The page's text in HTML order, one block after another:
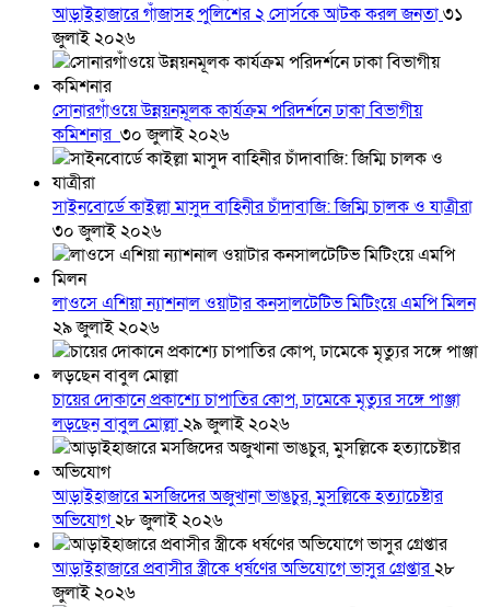
আড়াইহাজারে গাঁজাসহ পুলিশের ২ সোর্সকে আটক করল জনতা৩১
জুলাই ২০২৬
সোনারগাঁওয়ে উন্নয়নমূলক কার্যক্রম পরিদর্শনে ঢাকা বিভাগীয়
কমিশনার ৩০ জুলাই ২০২৬
সাইনবোর্ডে কাইল্লা মাসুদ বাহিনীর চাঁদাবাজি: জিম্মি চালক ও যাত্রীরা
৩০ জুলাই ২০২৬
লাওসে এশিয়া ন্যাশনাল ওয়াটার কনসালটেটিভ মিটিংয়ে এমপি মিলন
২৯ জুলাই ২০২৬
চায়ের দোকানে প্রকাশ্যে চাপাতির কোপ, ঢামেকে মৃত্যুর সঙ্গে পাঞ্জা
লড়ছেন বাবুল মোল্লা২৯ জুলাই ২০২৬
আড়াইহাজারে মস‌জি‌দের অজুখানা ভাঙচুর, মুসল্লিকে হত্যাচেষ্টার
অভিযোগ২৮ জুলাই ২০২৬
আড়াইহাজারে প্রবাসীর স্ত্রীকে ধর্ষণের অভিযোগে ভাসুর গ্রেপ্তার২৮
জুলাই ২০২৬